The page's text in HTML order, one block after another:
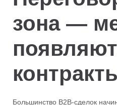
зона —
Большинство B2B-сделок